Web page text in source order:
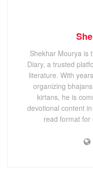
Shekhar Mourya is
Diary, a trusted
literature. With
organizing
kirtans, he is
devotional content
read format